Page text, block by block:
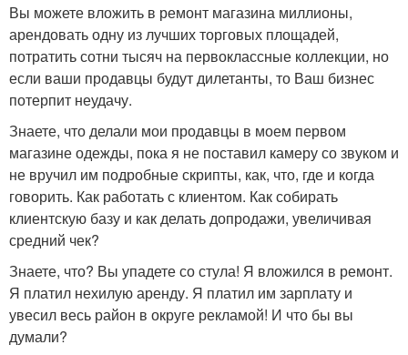
Вы можете вложить в ремонт магазина миллионы,
арендовать одну из лучших торговых площадей,
потратить сотни тысяч на первоклассные коллекции, но
если ваши продавцы будут дилетанты, то Ваш бизнес
потерпит неудачу.
Знаете, что делали мои продавцы в моем первом
магазине одежды, пока я не поставил камеру со звуком и
не вручил им подробные скрипты, как, что, где и когда
говорить. Как работать с клиентом. Как собирать
клиентскую базу и как делать допродажи, увеличивая
средний чек?
Знаете, что? Вы упадете со стула! Я вложился в ремонт.
Я платил нехилую аренду. Я платил им зарплату и
увесил весь район в округе рекламой! И что бы вы
думали?